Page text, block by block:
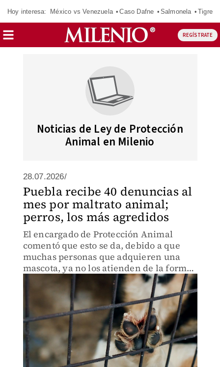
Hoy interesa: México vs Venezuela Caso Dafne Salmonela Tigres
REGÍSTRATE
Noticias de Ley de Protección
Animal en Milenio
28.07.2026/
Puebla recibe 40 denuncias al
mes por maltrato animal;
perros, los más agredidos
El encargado de Protección Animal
comentó que esto se da, debido a que
muchas personas que adquieren una
mascota, ya no los atienden de la forma
debida, y dejan a un lado la tenencia
responsable.